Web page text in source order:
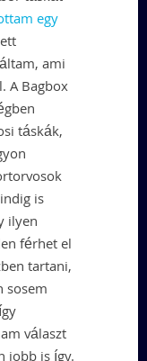
egy
ami
A Bagbox
táskák,
is
ilyen
férhet el
tartani,
sosem
választ